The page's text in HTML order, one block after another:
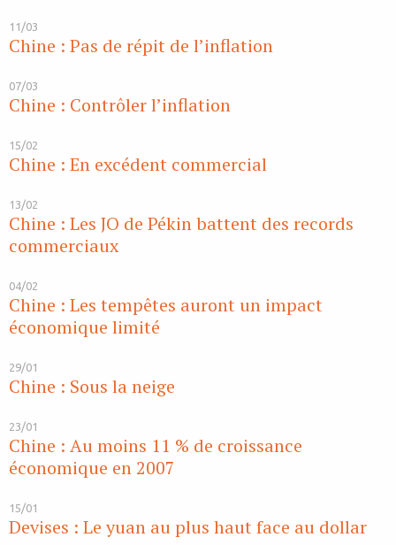
11/03
Chine : Pas de répit de l’inflation
07/03
Chine : Contrôler l’inflation
15/02
Chine : En excédent commercial
13/02
Chine : Les JO de Pékin battent des records
commerciaux
04/02
Chine : Les tempêtes auront un impact
économique limité
29/01
Chine : Sous la neige
23/01
Chine : Au moins 11 % de croissance
économique en 2007
15/01
Devises : Le yuan au plus haut face au dollar